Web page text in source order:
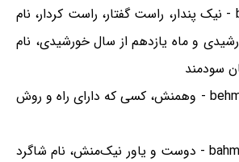
بَهمن - پهلوی - bahman - نیک پندار، راست گفتار، راست کردار، نام
و ماه یازدهم از سال خورشیدی، نام
سودمند
بِهمَنِش - فارسی - behmaneš - وهمنش، کسی که دارای راه و روش
بَهمَنیار - فارسی - bahmanyār - دوست و یاور نیک‌منش، نام شاگرد